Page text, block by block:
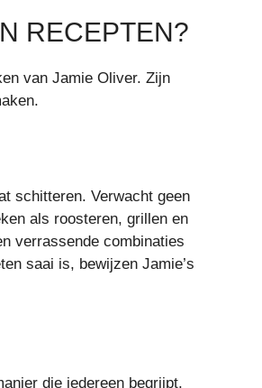
RECEPTEN?
van Jamie Oliver. Zijn
schitteren. Verwacht geen
als roosteren, grillen en
verrassende combinaties
saai is, bewijzen Jamie’s
die iedereen begrijpt.